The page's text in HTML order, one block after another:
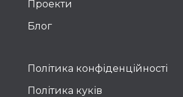
Проекти
Блог
Політика конфіденційності
Політика куків